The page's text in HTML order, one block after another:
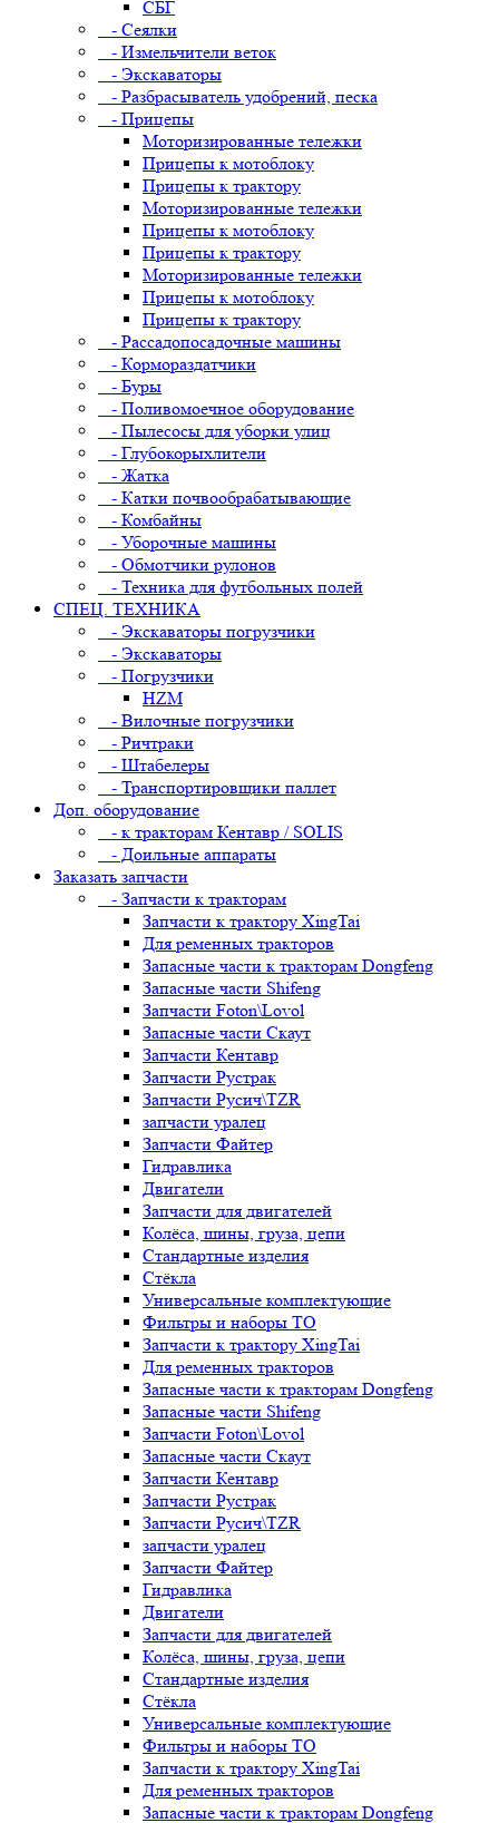
СБГ
- Сеялки
- Измельчители веток
- Экскаваторы
- Разбрасыватель удобрений, песка
- Прицепы
Моторизированные тележки
Прицепы к мотоблоку
Прицепы к трактору
Моторизированные тележки
Прицепы к мотоблоку
Прицепы к трактору
Моторизированные тележки
Прицепы к мотоблоку
Прицепы к трактору
- Рассадопосадочные машины
- Кормораздатчики
- Буры
- Поливомоечное оборудование
- Пылесосы для уборки улиц
- Глубокорыхлители
- Жатка
- Катки почвообрабатывающие
- Комбайны
- Уборочные машины
- Обмотчики рулонов
- Техника для футбольных полей
СПЕЦ. ТЕХНИКА
- Экскаваторы погрузчики
- Экскаваторы
- Погрузчики
HZM
- Вилочные погрузчики
- Ричтраки
- Штабелеры
- Транспортировщики паллет
Доп. оборудование
- к тракторам Кентавр / SOLIS
- Доильные аппараты
Заказать запчасти
- Запчасти к тракторам
Запчасти к трактору XingTai
Для ременных тракторов
Запасные части к тракторам Dongfeng
Запасные части Shifeng
Запчасти Foton\Lovol
Запасные части Скаут
Запчасти Кентавр
Запчасти Рустрак
Запчасти Русич\TZR
запчасти уралец
Запчасти Файтер
Гидравлика
Двигатели
Запчасти для двигателей
Колёса, шины, груза, цепи
Стандартные изделия
Стёкла
Универсальные комплектующие
Фильтры и наборы ТО
Запчасти к трактору XingTai
Для ременных тракторов
Запасные части к тракторам Dongfeng
Запасные части Shifeng
Запчасти Foton\Lovol
Запасные части Скаут
Запчасти Кентавр
Запчасти Рустрак
Запчасти Русич\TZR
запчасти уралец
Запчасти Файтер
Гидравлика
Двигатели
Запчасти для двигателей
Колёса, шины, груза, цепи
Стандартные изделия
Стёкла
Универсальные комплектующие
Фильтры и наборы ТО
Запчасти к трактору XingTai
Для ременных тракторов
Запасные части к тракторам Dongfeng